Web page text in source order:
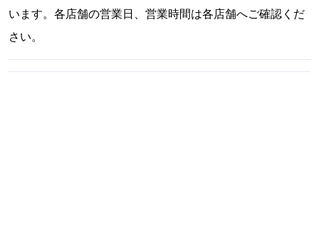
います。各店舗の営業日、営業時間は各店舗へご確認くだ
さい。